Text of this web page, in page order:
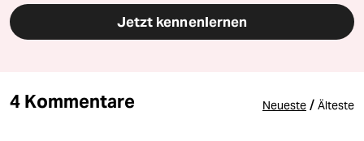
Jetzt kennenlernen
4 Kommentare Neueste / Älteste